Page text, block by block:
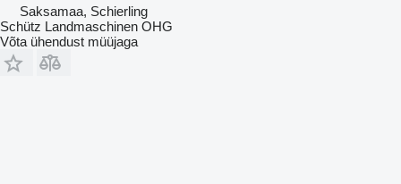
Saksamaa, Schierling
Schütz Landmaschinen OHG
Võta ühendust müüjaga